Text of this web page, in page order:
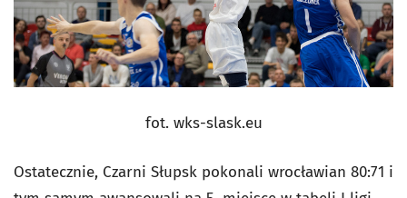
fot. wks-slask.eu
Ostatecznie, Czarni Słupsk pokonali wrocławian 80:71 i